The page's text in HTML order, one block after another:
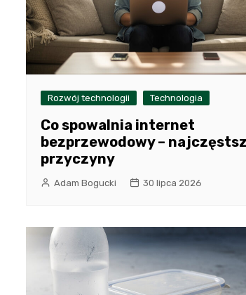
Rozwój technologii Technologia
Co spowalnia internet
bezprzewodowy –
przyczyny
Adam Bogucki 30 lipca 2026